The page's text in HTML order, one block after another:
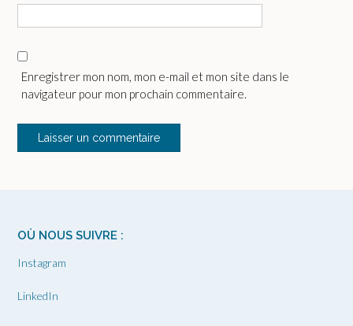
Enregistrer mon nom, mon e-mail et mon site dans le
navigateur pour mon prochain commentaire.
OÙ NOUS SUIVRE :
Instagram
LinkedIn